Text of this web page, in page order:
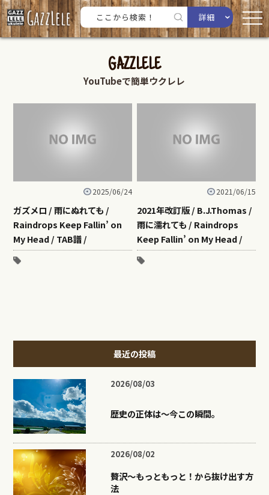
詳細
GAZZLELE
YouTubeで簡単ウクレレ
2025/06/24
ガズメロ / 雨にぬれても /
Raindrops Keep Fallin’ on
My Head / TAB譜 /
2021/06/15
2021年改訂版 / B.J.Thomas /
雨に濡れても / Raindrops
Keep Fallin’ on My Head /
最近の投稿
2026/08/03
歴史の正体は〜今この瞬間。
2026/08/02
贅沢〜もっともっと！から抜け出す方
法